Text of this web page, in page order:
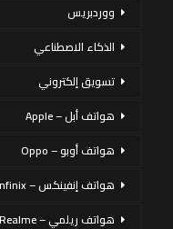
ووردبريس
الذكاء الاصطناعي
تسويق إلكتروني
هواتف أبل – Apple
هواتف أوبو – Oppo
هواتف إنفينكس – Infinix
هواتف ريلمي – Realme